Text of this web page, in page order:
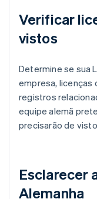
Verificar
vistos
Determine se sua
empresa, licenças
registros
equipe alemã
precisarão de
Esclarecer
Alemanha